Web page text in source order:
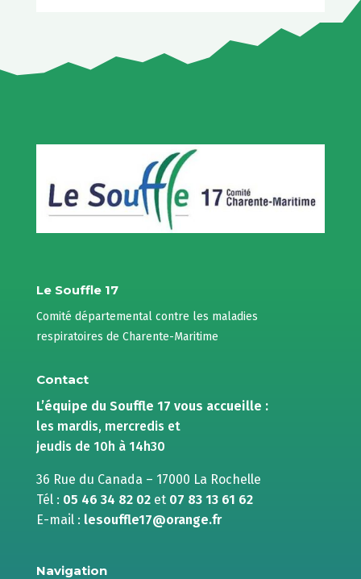
Le Souffle 17
Comité départemental contre les maladies
respiratoires de Charente-Maritime
Contact
L’équipe du Souffle 17 vous accueille :
les mardis, mercredis et
jeudis de 10h à 14h30
36 Rue du Canada – 17000 La Rochelle
Tél : 05 46 34 82 02et 07 83 13 61 62
E-mail : lesouffle17@orange.fr
Navigation